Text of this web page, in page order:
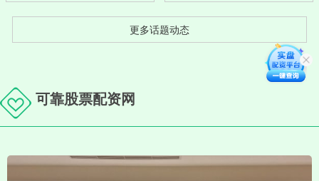
更多话题动态
可靠股票配资网